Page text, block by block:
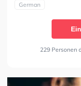
German
229 Personen